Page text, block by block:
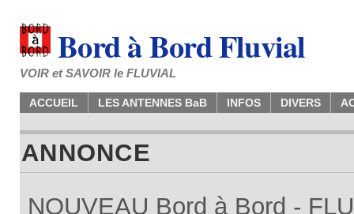
Bord à Bord Fluvial
VOIR et SAVOIR le FLUVIAL
ACCUEIL LES ANTENNES BaB INFOS DIVERS
ANNONCE
NOUVEAU Bord à Bord -